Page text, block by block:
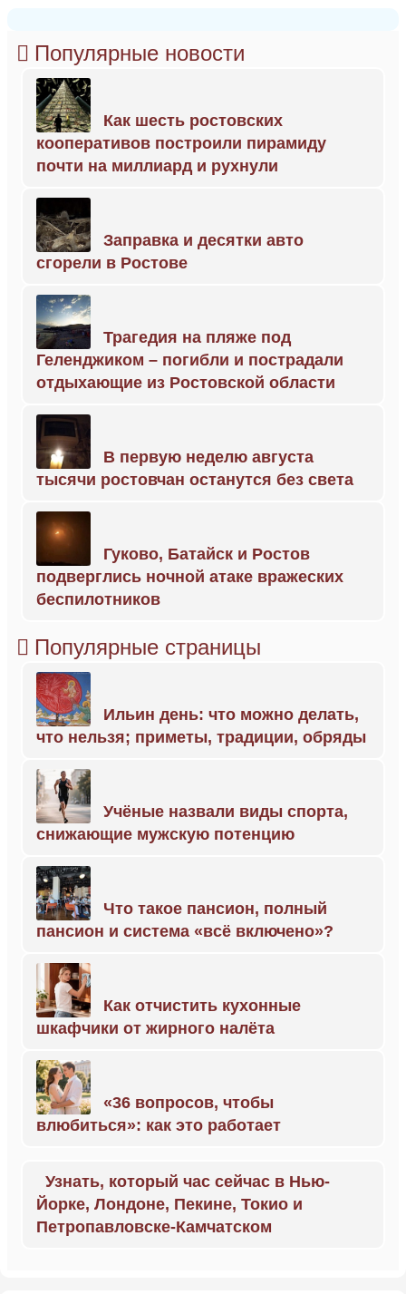
Популярные новости
Как шесть ростовских
кооперативов построили пирамиду
почти на миллиард и рухнули
Заправка и десятки авто
сгорели в Ростове
Трагедия на пляже под
Геленджиком – погибли и пострадали
отдыхающие из Ростовской области
В первую неделю августа
тысячи ростовчан останутся без света
Гуково, Батайск и Ростов
подверглись ночной атаке вражеских
беспилотников
Популярные страницы
Ильин день: что можно делать,
что нельзя; приметы, традиции, обряды
Учёные назвали виды спорта,
снижающие мужскую потенцию
Что такое пансион, полный
пансион и система «всё включено»?
Как отчистить кухонные
шкафчики от жирного налёта
«36 вопросов, чтобы
влюбиться»: как это работает
Узнать, который час сейчас в Нью-
Йорке, Лондоне, Пекине, Токио и
Петропавловске-Камчатском